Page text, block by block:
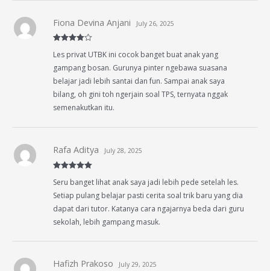
out of 5
Fiona Devina Anjani July 26, 2025
Les privat UTBK ini cocok banget buat anak yang
gampang bosan. Gurunya pinter ngebawa suasana
belajar jadi lebih santai dan fun. Sampai anak saya
bilang, oh gini toh ngerjain soal TPS, ternyata nggak
semenakutkan itu.
of 5
Rafa Aditya July 28, 2025
Seru banget lihat anak saya jadi lebih pede setelah les.
Setiap pulang belajar pasti cerita soal trik baru yang dia
dapat dari tutor. Katanya cara ngajarnya beda dari guru
sekolah, lebih gampang masuk.
Hafizh Prakoso July 29, 2025